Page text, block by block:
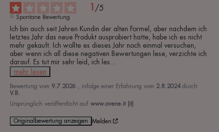
1 /5
Spontane Bewertung
Ich bin auch seit Jahren Kundin der alten Formel, aber nachdem ich
letztes Jahr das neue Produkt ausprobiert hatte, habe ich es nicht
mehr gekauft. Ich wollte es dieses Jahr noch einmal versuchen,
aber wenn ich all diese negativen Bewertungen lese, verzichte ich
darauf. Es tut mir sehr leid, ich les
mehr lesen
Bewertung vom 9.7.2026 , infolge einer Erfahrung vom 2.8.2024 durch
V.B.
Ursprünglich veröffentlicht auf www.avene.it (it)
Originalbewertung anzeigen Melden